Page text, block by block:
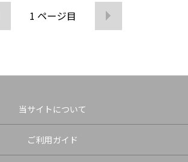
1 ページ目
当サイトについて
ご利用ガイド